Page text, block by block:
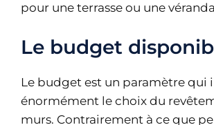
pour une terrasse ou une
Le budget
Le budget est un paramètre qui
énormément le choix du
murs. Contrairement à ce que